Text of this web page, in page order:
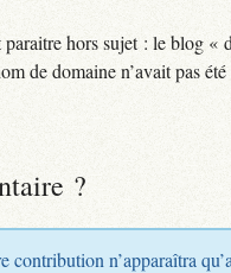
hors sujet : le blog «
de domaine n’avait pas
?
n’apparaîtra